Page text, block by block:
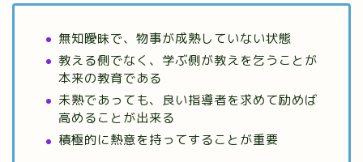
無知曖昧で、物事が成熟していない状態
教える側でなく、学ぶ側が教えを乞うことが
本来の教育である
未熟であっても、良い指導者を求めて励めば
高めることが出来る
積極的に熱意を持ってすることが重要